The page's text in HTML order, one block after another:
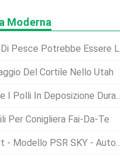
Moderna
Essere La Risposta Ai Problemi Di Sovranità Alimentare Di Porto Rico?
Del Cortile Nello Utah
Durante L'inverno:la Guida Per Principianti
Per Conigliera Fai-Da-Te
PSR SKY - Autoguida Con GPS